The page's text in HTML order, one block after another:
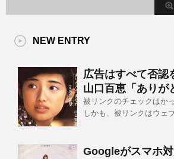
NEW ENTRY
広告はすべて否認
山口百恵「ありが
被リンクのチェックはか
しかも、被リンクはウェ
Googleがスマホ